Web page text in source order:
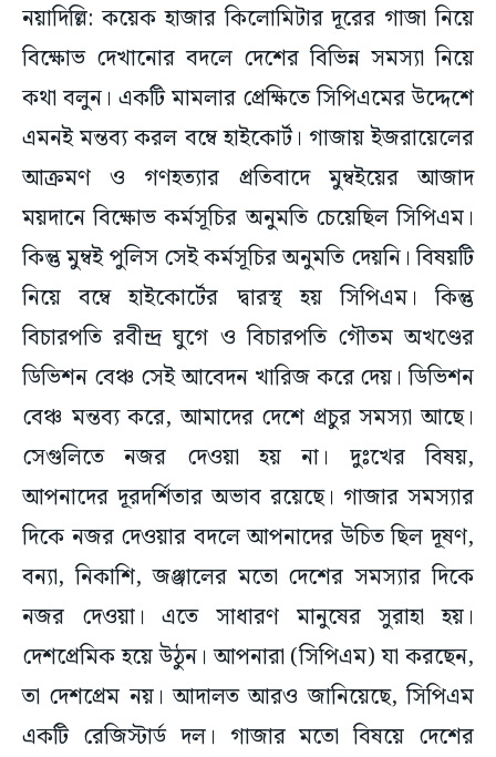
নয়াদিল্লি: কয়েক হাজার কিলোমিটার দূরের গাজা নিয়ে
বিক্ষোভ দেখানোর বদলে দেশের বিভিন্ন সমস্যা নিয়ে
কথা বলুন। একটি মামলার প্রেক্ষিতে সিপিএমের উদ্দেশে
এমনই মন্তব্য করল বম্বে হাইকোর্ট। গাজায় ইজরায়েলের
আক্রমণ ও গণহত্যার প্রতিবাদে মুম্বইয়ের আজাদ
ময়দানে বিক্ষোভ কর্মসূচির অনুমতি চেয়েছিল সিপিএম।
কিন্তু মুম্বই পুলিস সেই কর্মসূচির অনুমতি দেয়নি। বিষয়টি
নিয়ে বম্বে হাইকোর্টের দ্বারস্থ হয় সিপিএম। কিন্তু
বিচারপতি রবীন্দ্র ঘুগে ও বিচারপতি গৌতম অখণ্ডের
ডিভিশন বেঞ্চ সেই আবেদন খারিজ করে দেয়। ডিভিশন
বেঞ্চ মন্তব্য করে, আমাদের দেশে প্রচুর সমস্যা আছে।
সেগুলিতে নজর দেওয়া হয় না। দুঃখের বিষয়,
আপনাদের দূরদর্শিতার অভাব রয়েছে। গাজার সমস্যার
দিকে নজর দেওয়ার বদলে আপনাদের উচিত ছিল দূষণ,
বন্যা, নিকাশি, জঞ্জালের মতো দেশের সমস্যার দিকে
নজর দেওয়া। এতে সাধারণ মানুষের সুরাহা হয়।
দেশপ্রেমিক হয়ে উঠুন। আপনারা (সিপিএম) যা করছেন,
তা দেশপ্রেম নয়। আদালত আরও জানিয়েছে, সিপিএম
একটি রেজিস্টার্ড দল। গাজার মতো বিষয়ে দেশের